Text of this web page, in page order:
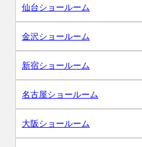
仙台ショールーム
金沢ショールーム
新宿ショールーム
名古屋ショールーム
大阪ショールーム